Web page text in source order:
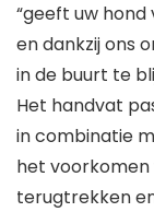
“geeft uw hond
en dankzij ons
in de buurt te
Het handvat
in combinatie
het voorkomen
terugtrekken